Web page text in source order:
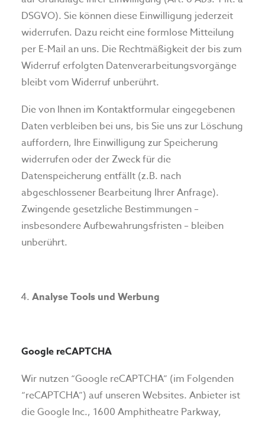
DSGVO). Sie können diese Einwilligung jederzeit
widerrufen. Dazu reicht eine formlose Mitteilung
per E-Mail an uns. Die Rechtmäßigkeit der bis zum
Widerruf erfolgten Datenverarbeitungsvorgänge
bleibt vom Widerruf unberührt.
Die von Ihnen im Kontaktformular eingegebenen
Daten verbleiben bei uns, bis Sie uns zur Löschung
auffordern, Ihre Einwilligung zur Speicherung
widerrufen oder der Zweck für die
Datenspeicherung entfällt (z.B. nach
abgeschlossener Bearbeitung Ihrer Anfrage).
Zwingende gesetzliche Bestimmungen –
insbesondere Aufbewahrungsfristen – bleiben
unberührt.
Analyse Tools und Werbung
Google reCAPTCHA
Wir nutzen “Google reCAPTCHA” (im Folgenden
“reCAPTCHA”) auf unseren Websites. Anbieter ist
die Google Inc., 1600 Amphitheatre Parkway,